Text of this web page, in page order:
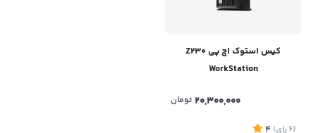
کیس استوک اچ پی Z230
WorkStation
20,300,000 تومان
(6 رای)
4